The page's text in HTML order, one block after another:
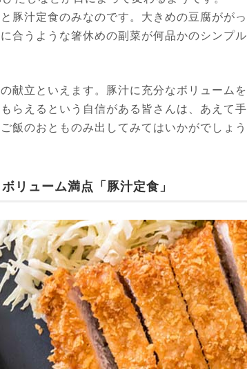
豚汁定食のみなのです。大きめの豆腐ががっ
合うような箸休めの副菜が何品かのシンプル
献立といえます。豚汁に充分なボリュームを
らえるという自信がある皆さんは、あえて手
飯のおとものみ出してみてはいかがでしょう
リューム満点「豚汁定食」